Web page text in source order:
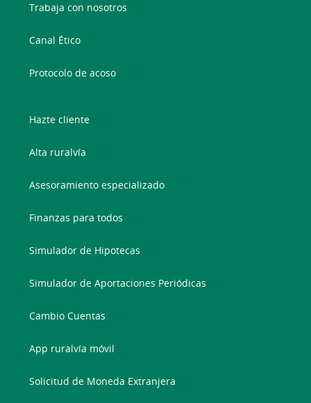
Trabaja con nosotros
Canal Ético
Protocolo de acoso
Hazte cliente
Alta ruralvía
Asesoramiento especializado
Finanzas para todos
Simulador de Hipotecas
Simulador de Aportaciones Periódicas
Cambio Cuentas
App ruralvía móvil
Solicitud de Moneda Extranjera